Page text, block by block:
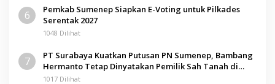
6
Pemkab Sumenep Siapkan E-Voting untuk Pilkades
Serentak 2027
1048 Dilihat
7
PT Surabaya Kuatkan Putusan PN Sumenep, Bambang
Hermanto Tetap Dinyatakan Pemilik Sah Tanah di
Pamolokan
1017 Dilihat